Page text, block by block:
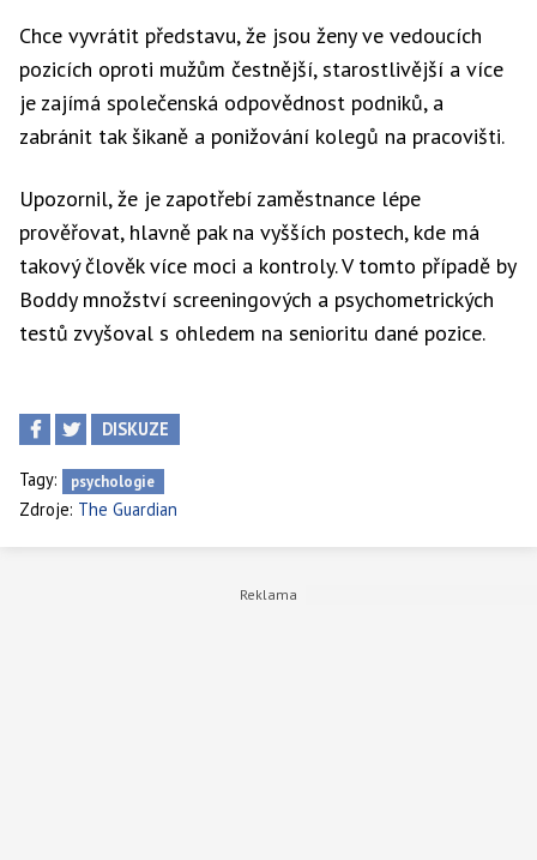
Chce vyvrátit představu, že jsou ženy ve vedoucích
pozicích oproti mužům čestnější, starostlivější a více
je zajímá společenská odpovědnost podniků, a
zabránit tak šikaně a ponižování kolegů na pracovišti.
Upozornil, že je zapotřebí zaměstnance lépe
prověřovat, hlavně pak na vyšších postech, kde má
takový člověk více moci a kontroly. V tomto případě by
Boddy množství screeningových a psychometrických
testů zvyšoval s ohledem na senioritu dané pozice.
DISKUZE
Tagy: psychologie
Zdroje: The Guardian